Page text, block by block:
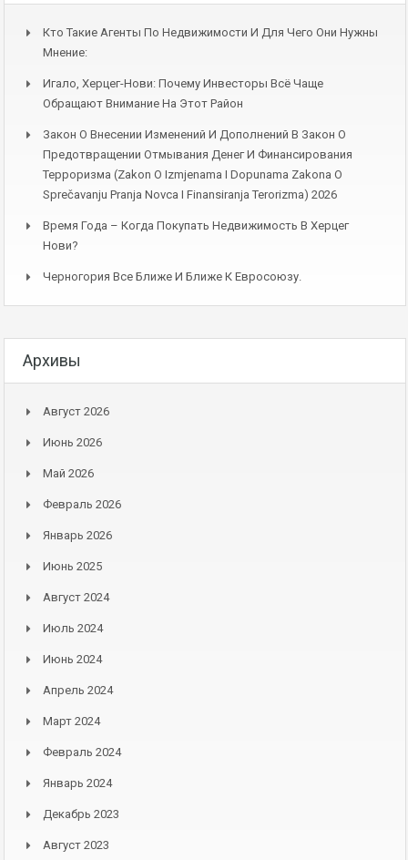
Кто Такие Агенты По Недвижимости И Для Чего Они Нужны
Мнение:
Игало, Херцег-Нови: Почему Инвесторы Всё Чаще
Обращают Внимание На Этот Район
Закон О Внесении Изменений И Дополнений В Закон О
Предотвращении Отмывания Денег И Финансирования
Терроризма (Zakon O Izmjenama I Dopunama Zakona O
Sprečavanju Pranja Novca I Finansiranja Terorizma) 2026
Время Года – Когда Покупать Недвижимость В Херцег
Нови?
Черногория Все Ближе И Ближе К Евросоюзу.
Архивы
Август 2026
Июнь 2026
Май 2026
Февраль 2026
Январь 2026
Июнь 2025
Август 2024
Июль 2024
Июнь 2024
Апрель 2024
Март 2024
Февраль 2024
Январь 2024
Декабрь 2023
Август 2023